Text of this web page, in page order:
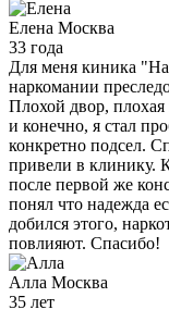
Елена Москва
33 года
Для меня киника
наркомании
Плохой двор,
и конечно, я стал
конкретно подсел.
привели в клинику.
после первой же
понял что надежда
добился этого,
повлияют. Спасибо!
Алла Москва
35 лет